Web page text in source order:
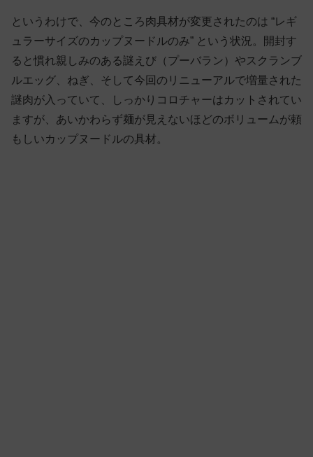
というわけで、今のところ肉具材が変更されたのは “レギ
ュラーサイズのカップヌードルのみ” という状況。開封す
ると慣れ親しみのある謎えび（プーバラン）やスクランブ
ルエッグ、ねぎ、そして今回のリニューアルで増量された
謎肉が入っていて、しっかりコロチャーはカットされてい
ますが、あいかわらず麺が見えないほどのボリュームが頼
もしいカップヌードルの具材。